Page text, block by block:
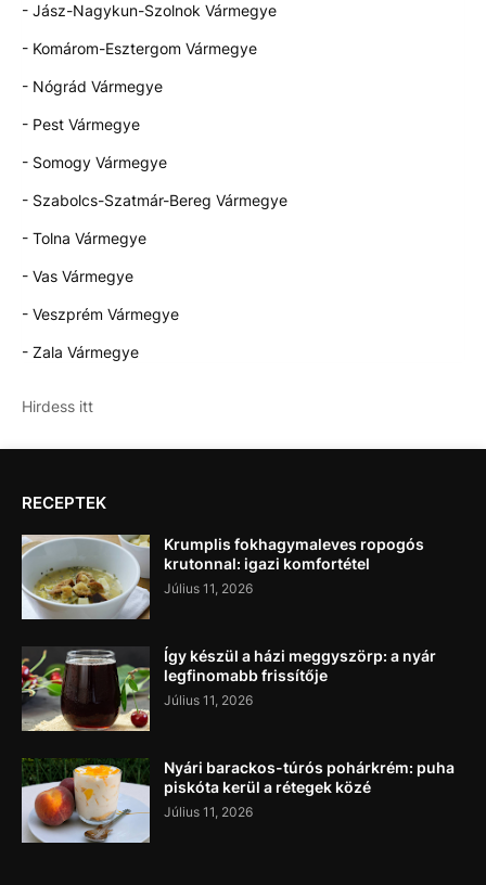
- Jász-Nagykun-Szolnok Vármegye
- Komárom-Esztergom Vármegye
- Nógrád Vármegye
- Pest Vármegye
- Somogy Vármegye
- Szabolcs-Szatmár-Bereg Vármegye
- Tolna Vármegye
- Vas Vármegye
- Veszprém Vármegye
- Zala Vármegye
Hirdess itt
RECEPTEK
Krumplis fokhagymaleves ropogós
krutonnal: igazi komfortétel
Július 11, 2026
Így készül a házi meggyszörp: a nyár
legfinomabb frissítője
Július 11, 2026
Nyári barackos-túrós pohárkrém: puha
piskóta kerül a rétegek közé
Július 11, 2026